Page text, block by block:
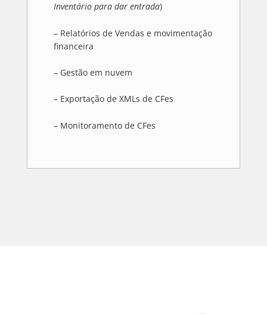
Inventário para dar entrada)
– Relatórios de Vendas e movimentação
financeira
– Gestão em nuvem
– Exportação de XMLs de CFes
– Monitoramento de CFes